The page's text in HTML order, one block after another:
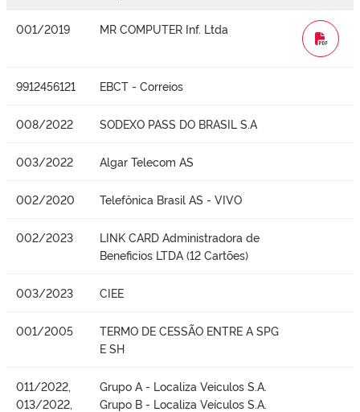
001/2019 MR COMPUTER Inf. Ltda
WORD
9912456121 EBCT - Correios
008/2022 SODEXO PASS DO BRASIL S.A
003/2022 Algar Telecom AS
002/2020 Telefônica Brasil AS - VIVO
002/2023
LINK CARD Administradora de
Beneficios LTDA (12 Cartões)
003/2023 CIEE
001/2005
TERMO DE CESSÃO ENTRE A SPG
E SH
011/2022,
013/2022,
Grupo A - Localiza Veiculos S.A.
Grupo B - Localiza Veículos S.A.